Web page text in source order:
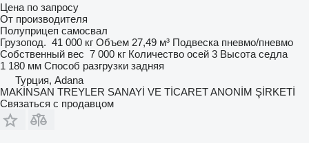
Цена по запросу
От производителя
Полуприцеп самосвал
Грузопод. 41 000 кг Объем 27,49 м³ Подвеска пневмо/пневмо
Собственный вес 7 000 кг Количество осей 3 Высота седла
1 180 мм Способ разгрузки задняя
Турция, Adana
MAKİNSAN TREYLER SANAYİ VE TİCARET ANONİM ŞİRKETİ
Связаться с продавцом